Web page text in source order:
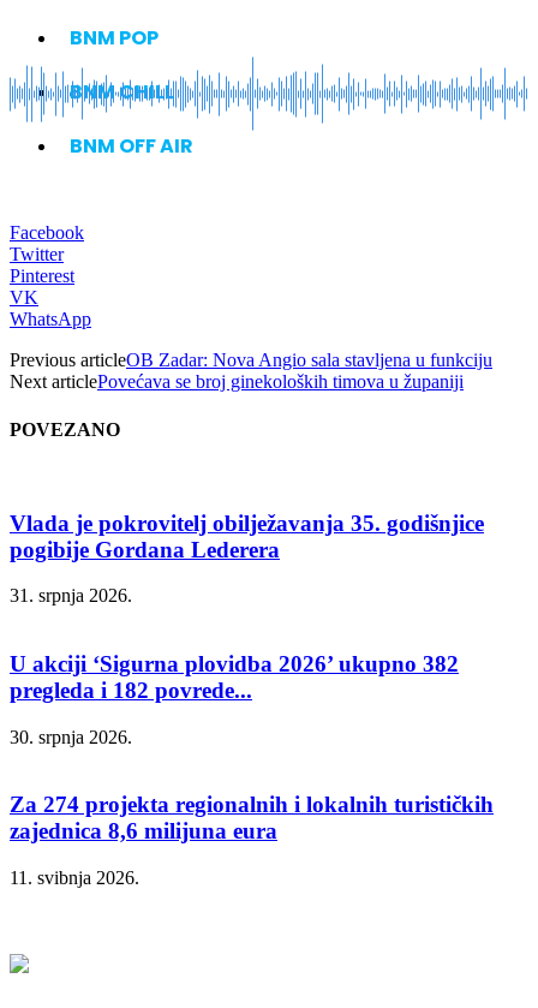
BNM POP
BNM CHILL
BNM OFF AIR
Facebook
Twitter
Pinterest
VK
WhatsApp
Previous articleOB Zadar: Nova Angio sala stavljena u funkciju
Next articlePovećava se broj ginekoloških timova u županiji
POVEZANO
Vlada je pokrovitelj obilježavanja 35. godišnjice
pogibije Gordana Lederera
31. srpnja 2026.
U akciji ‘Sigurna plovidba 2026’ ukupno 382
pregleda i 182 povrede...
30. srpnja 2026.
Za 274 projekta regionalnih i lokalnih turističkih
zajednica 8,6 milijuna eura
11. svibnja 2026.